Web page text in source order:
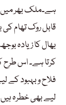
ہے۔ملک بھر میں،
قابل روک تھام کی
بھال کا زیادہ
کرتا ہے۔ اس طرح
فلاح و بہبود
لیے بھی خطرہ